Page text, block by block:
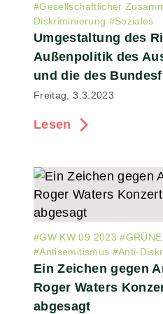
#Gesellschaftlicher
Diskriminierung #Soziales
Umgestaltung des
Außenpolitik des
und die des
Freitag, 3.3.2023
Lesen
#GW KW 09 2023 #
#Antisemitismus #Anti-
Ein Zeichen gegen
Roger Waters
abgesagt